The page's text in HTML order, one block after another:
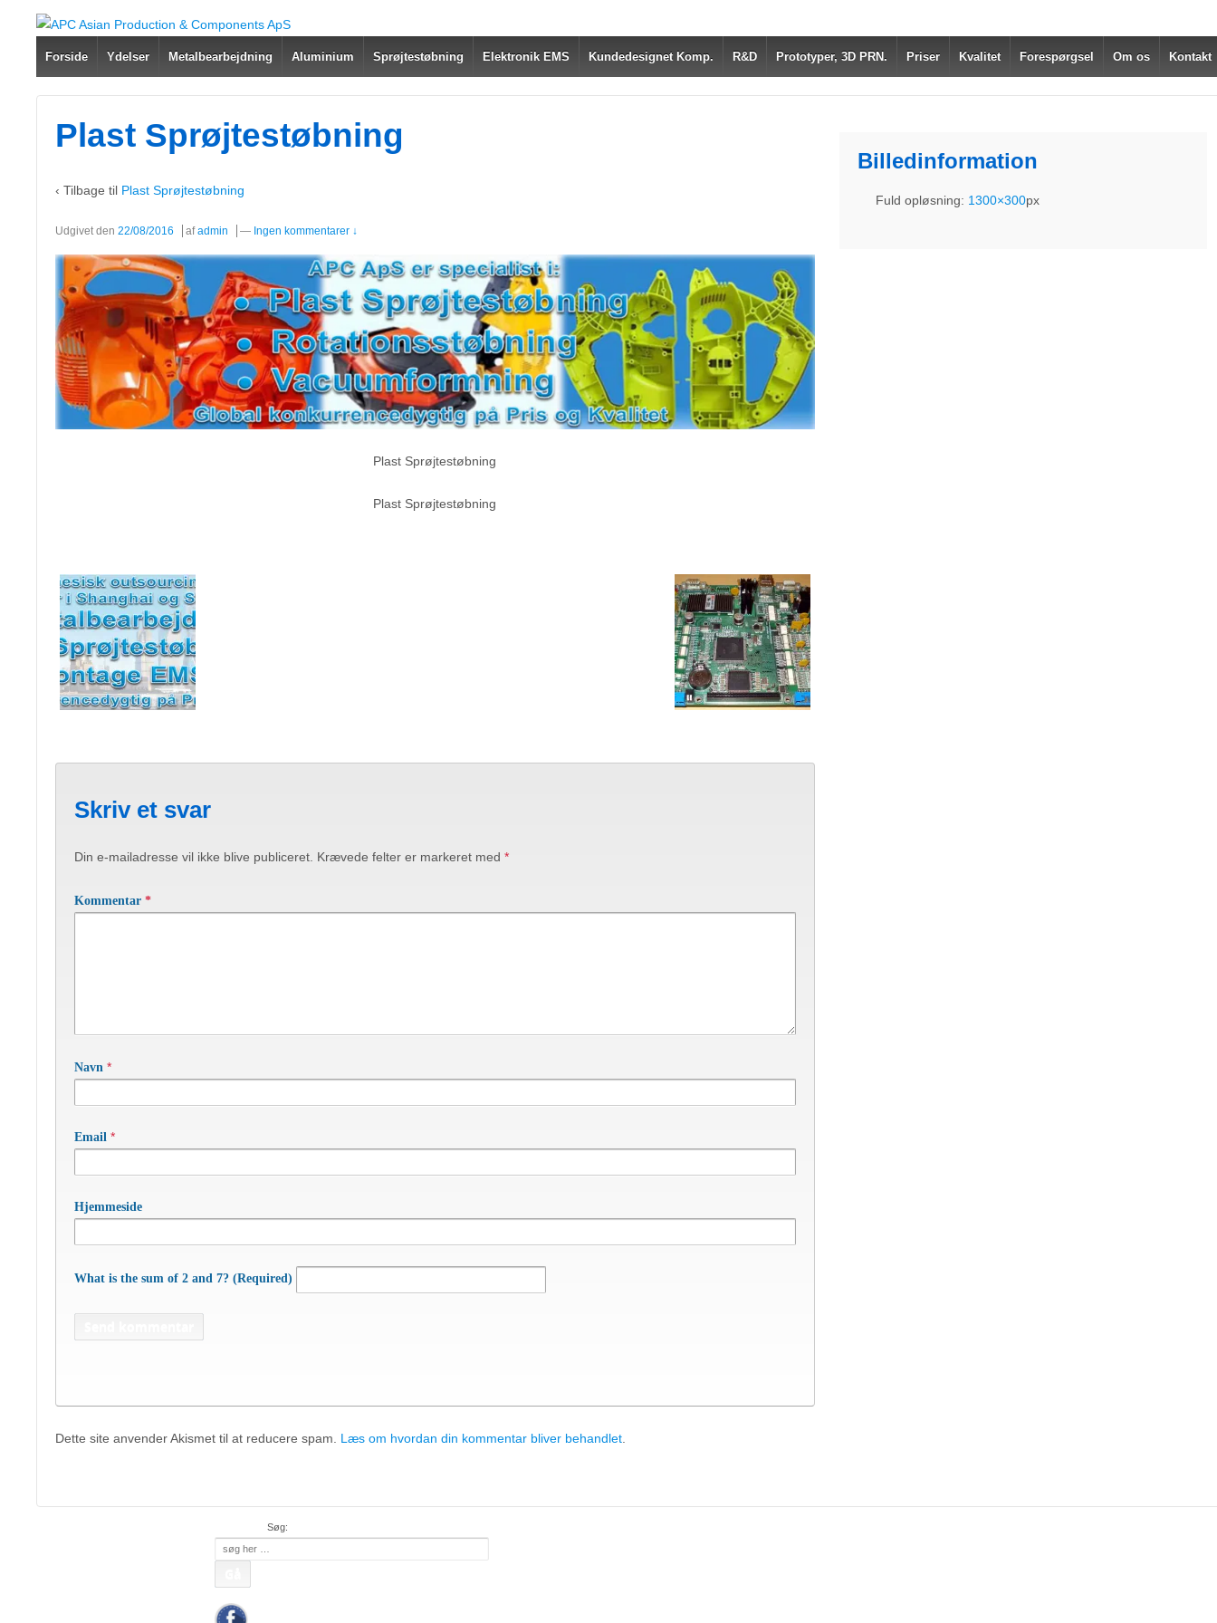
Forside Ydelser Metalbearbejdning Aluminium Sprøjtestøbning Elektronik EMS Kundedesignet Komp. R&D Prototyper, 3D PRN. Priser Kvalitet Forespørgsel Om os Kontakt
Plast Sprøjtestøbning
‹ Tilbage til Plast Sprøjtestøbning
Udgivet den 22/08/2016 afadmin — Ingen kommentarer ↓
Plast Sprøjtestøbning
Plast Sprøjtestøbning
Skriv et svar
Din e-mailadresse vil ikke blive publiceret. Krævede felter er markeret med *
Kommentar *
Navn *
Email *
Hjemmeside
What is the sum of 2 and 7? (Required)
Dette site anvender Akismet til at reducere spam. Læs om hvordan din kommentar bliver behandlet
Billedinformation
Fuld opløsning: 1300×300px
Søg:
efter: